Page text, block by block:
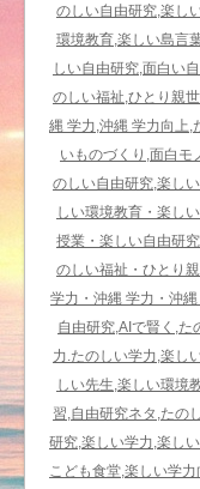
テ
ろ
のしい自由研究,楽し
環境教育,楽しい島言
しい自由研究,面白い
のしい福祉,ひとり親
縄 学力,沖縄 学力向上,
いものづくり,面白モ
のしい自由研究,楽し
しい環境教育・楽し
授業・楽しい自由研
のしい福祉・ひとり
学力・沖縄 学力・沖
自由研究,AIで賢く,た
力.たのしい学力,楽し
しい先生,楽しい環境
習,自由研究ネタ,たの
研究,楽しい学力,楽し
こども食堂,楽しい学